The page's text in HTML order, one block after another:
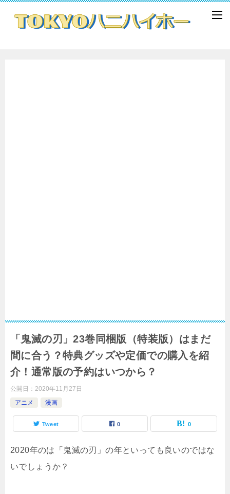
「鬼滅の刃」23巻同梱版（特装版）はまだ
間に合う？特典グッズや定価での購入を紹
介！通常版の予約はいつから？
公開日： 2020年11月27日
アニメ
漫画
Tweet 0 0
2020年のは「鬼滅の刃」の年といっても良いのではな
いでしょうか？